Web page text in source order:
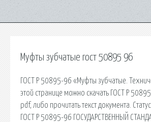
Муфты зубчатые гост 50895 96
ГОСТ Р 50895-96 «Муфты зубчатые.
этой странице можно скачать ГОСТ Р
pdf, либо прочитать текст документа.
ГОСТ Р 50895-96 ГОСУДАРСТВЕННЫЙ